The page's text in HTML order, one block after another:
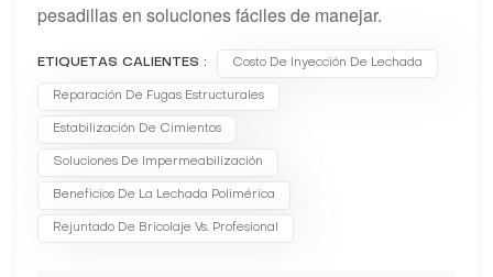
pesadillas en soluciones fáciles de manejar.
ETIQUETAS CALIENTES : Costo De Inyección De Lechada
Reparación De Fugas Estructurales
Estabilización De Cimientos
Soluciones De Impermeabilización
Beneficios De La Lechada Polimérica
Rejuntado De Bricolaje Vs. Profesional